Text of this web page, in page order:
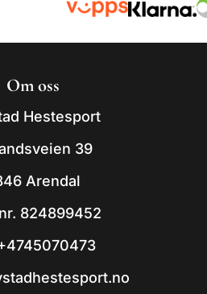
Om oss
Hestesport
39
Arendal
824899452